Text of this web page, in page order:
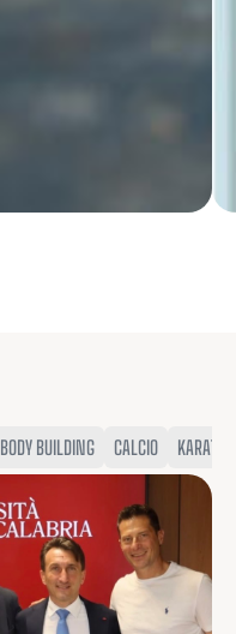
BODY BUILDING CALCIO KARATE